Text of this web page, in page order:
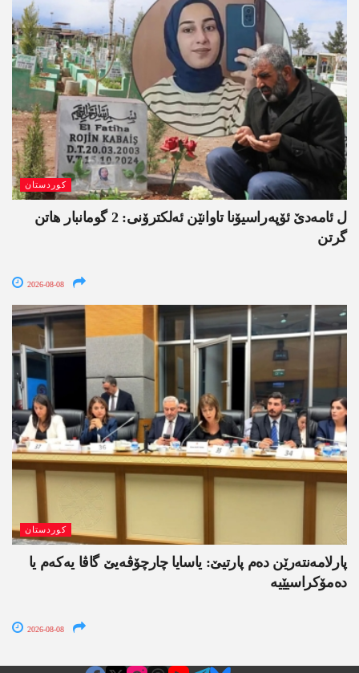
کوردستان
ل ئامەدێ ئۆپەراسیۆنا تاوانێن ئەلکترۆنی: 2 گومانبار ھاتن
گرتن
2026-08-08
کوردستان
پارلامەنتەرێن دەم پارتیێ: یاسایا چارچۆڤەیێ گاڤا یەکەم یا
دەمۆکراسیێیە
2026-08-08